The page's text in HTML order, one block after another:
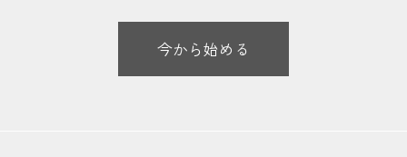
今から始める